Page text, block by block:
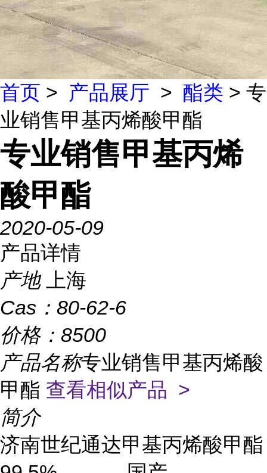
首页 > 产品展厅 > 酯类 > 专
业销售甲基丙烯酸甲酯
专业销售甲基丙烯
酸甲酯
2020-05-09
产品详情
产地
上海
Cas： 80-62-6
价格： 8500
产品名称专业销售甲基丙烯酸
甲酯 查看相似产品 >
简介
济南世纪通达甲基丙烯酸甲酯